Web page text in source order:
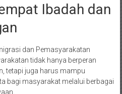
Ibadah dan
dan Pemasyarakatan
tidak hanya berperan
tetapi juga harus mampu
bagi masyarakat melalui berbagai